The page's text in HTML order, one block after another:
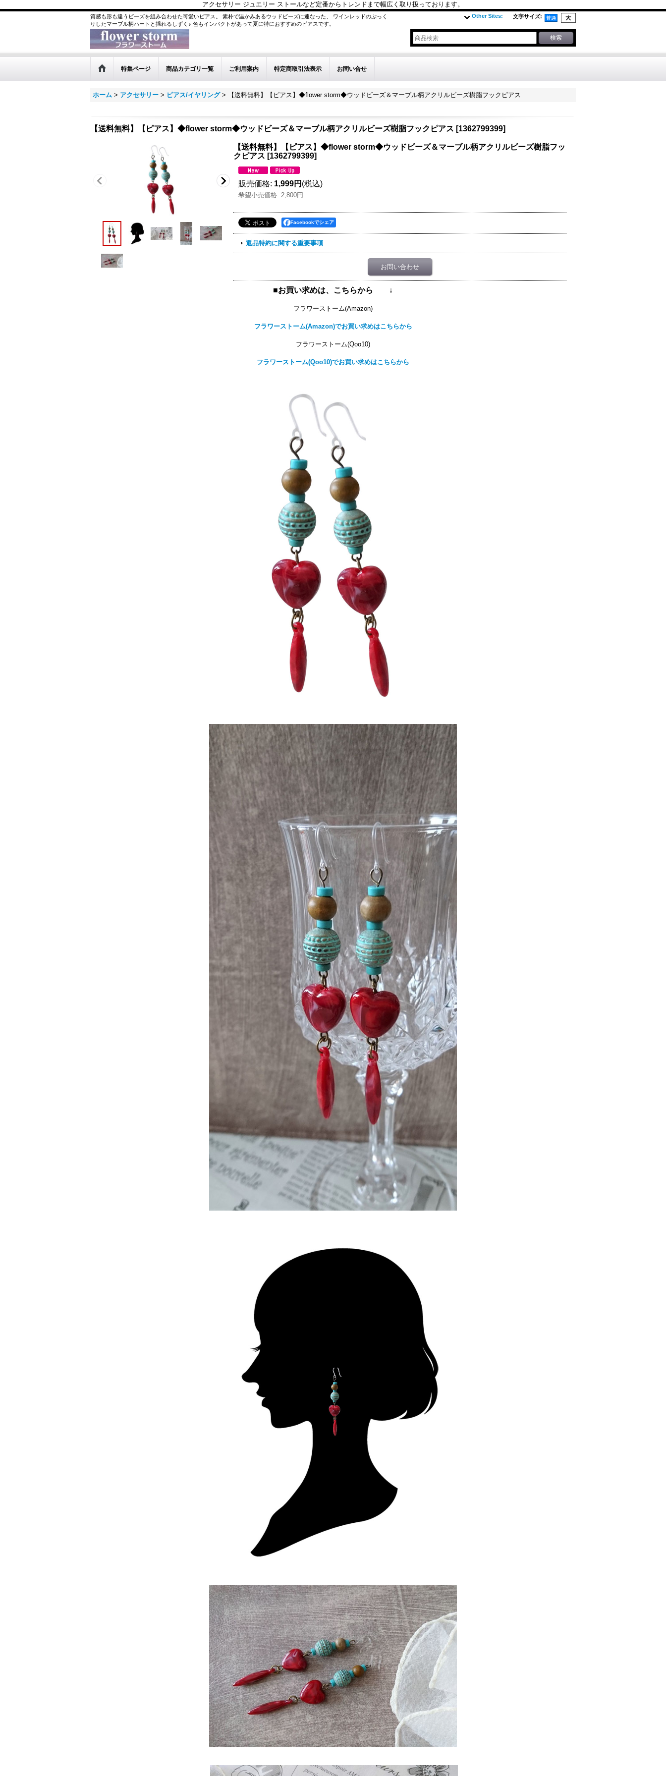
アクセサリー ジュエリー ストールなど定番からトレンドまで幅広く取り扱っております。
質感も形も違うビーズを組み合わせた可愛いピアス。 素朴で温かみあるウッドビーズに連なった、 ワインレッドのぷっく
りしたマーブル柄ハートと揺れるしずく♪ 色もインパクトがあって夏に特におすすめのピアスです。
文字サイズ:
Other Sites:
特集ページ 商品カテゴリ一覧 ご利用案内 特定商取引法表示 お問い合せ
ホーム > アクセサリー > ピアス/イヤリング > 【送料無料】【ピアス】◆flower storm◆ウッドビーズ＆マーブル柄アクリルビーズ樹脂フックピアス
【送料無料】【ピアス】◆flower storm◆ウッドビーズ＆マーブル柄アクリルビーズ樹脂フックピアス [1362799399]
【送料無料】【ピアス】◆flower storm◆ウッドビーズ＆マーブル柄アクリルビーズ樹脂フッ
クピアス [1362799399]
販売価格: 1,999円 (税込)
希望小売価格: 2,800円
Facebookでシェア
返品特約に関する重要事項
お問い合わせ
■お買い求めは、こちらから ↓
フラワーストーム(Amazon)
フラワーストーム(Amazon)でお買い求めはこちらから
フラワーストーム(Qoo10)
フラワーストーム(Qoo10)でお買い求めはこちらから